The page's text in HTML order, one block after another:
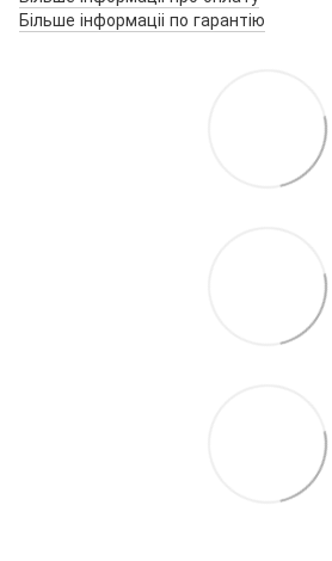
Більше інформаціі по гарантію